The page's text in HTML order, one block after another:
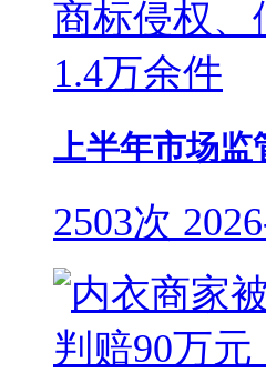
上半年市场监
2503次